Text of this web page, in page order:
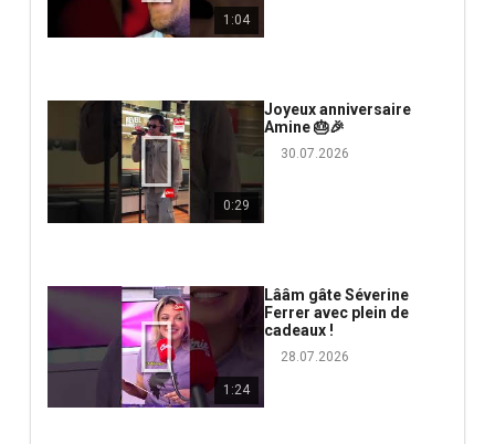
1:04
0:29
Joyeux anniversaire
Amine 🎂🎉
30.07.2026
1:24
Lââm gâte Séverine
Ferrer avec plein de
cadeaux !
28.07.2026